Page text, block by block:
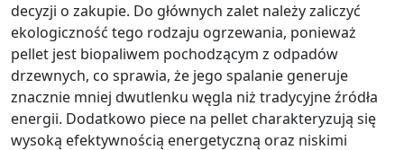
decyzji o zakupie. Do głównych zalet należy zaliczyć
ekologiczność tego rodzaju ogrzewania, ponieważ
pellet jest biopaliwem pochodzącym z odpadów
drzewnych, co sprawia, że jego spalanie generuje
znacznie mniej dwutlenku węgla niż tradycyjne źródła
energii. Dodatkowo piece na pellet charakteryzują się
wysoką efektywnością energetyczną oraz niskimi